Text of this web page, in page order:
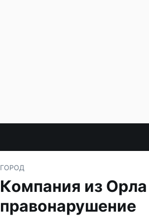
ГОРОД
Компания из
правонарушение